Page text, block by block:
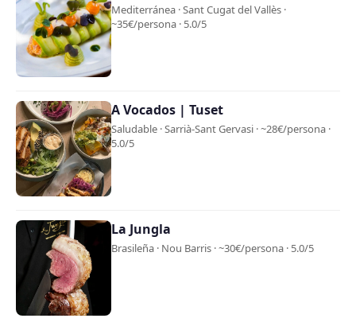
Mediterránea · Sant Cugat del Vallès ·
~35€/persona · 5.0/5
A Vocados | Tuset
Saludable · Sarrià-Sant Gervasi · ~28€/persona ·
5.0/5
La Jungla
Brasileña · Nou Barris · ~30€/persona · 5.0/5